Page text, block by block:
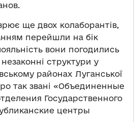
ще двох колаборантів,
перейшли на бік
вони погодились
структури у
районах Луганської
так звані «Объединенные
Государственного
центры